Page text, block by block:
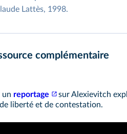
Lattès, 1998.
complémentaire
un reportage
sur Alexievitch
liberté et de contestation.